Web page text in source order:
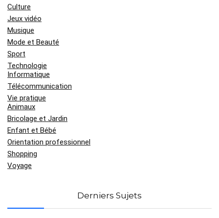
Culture
Jeux vidéo
Musique
Mode et Beauté
Sport
Technologie
Informatique
Télécommunication
Vie pratique
Animaux
Bricolage et Jardin
Enfant et Bébé
Orientation professionnel
Shopping
Voyage
Derniers Sujets